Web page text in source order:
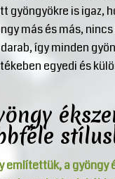
gyöngyökre is igaz,
más és más,
így minden
egyedi és
említettük, a gyöngy